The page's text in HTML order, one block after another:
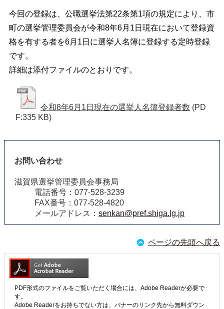
今回の登録は、公職選挙法第22条第1項の規定により、市
町の選挙管理委員会が令和8年6月1日現在において登録資
格を有する者を6月1日に選挙人名簿に登録する定時登録
です。
詳細は添付ファイルのとおりです。
令和8年6月1日現在の選挙人名簿登録者数 (PD
F:335 KB)
お問い合わせ
滋賀県選挙管理委員会事務局
電話番号：077-528-3239
FAX番号：077-528-4820
メールアドレス： senkan@pref.shiga.lg.jp
ページの先頭へ戻る
PDF形式のファイルをご覧いただく場合には、Adobe Readerが必要で
す。
Adobe Readerをお持ちでない方は、バナーのリンク先から無料ダウン